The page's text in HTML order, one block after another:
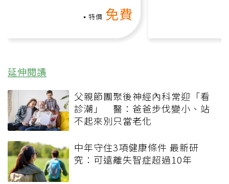
特價 免費
延伸閱讀
父親節團聚後神經內科常迎「看
診潮」 醫：爸爸步伐變小、站
不起來別只當老化
中年守住3項健康條件 最新研
究：可遠離失智症超過10年